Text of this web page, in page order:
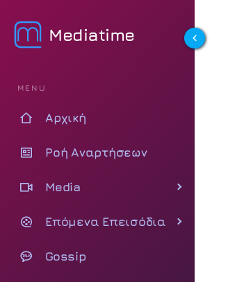
Mediatime
MENU
Αρχική
Ροή Αναρτήσεων
Media
Επόμενα Επεισόδια
Gossip